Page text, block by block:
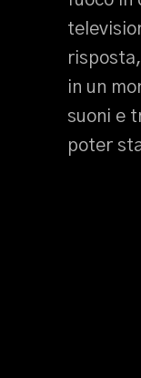
in un
suoni e
poter